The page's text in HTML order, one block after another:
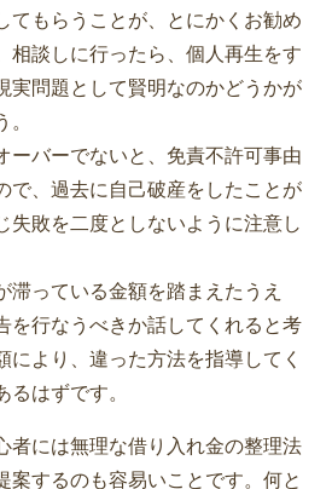
てもらうことが、とにかくお勧め
相談しに行ったら、個人再生をす
実問題として賢明なのかどうかが
ーバーでないと、免責不許可事由
で、過去に自己破産をしたことが
失敗を二度としないように注意し
滞っている金額を踏まえたうえ
を行なうべきか話してくれると考
により、違った方法を指導してく
るはずです。
者には無理な借り入れ金の整理法
案するのも容易いことです。何と